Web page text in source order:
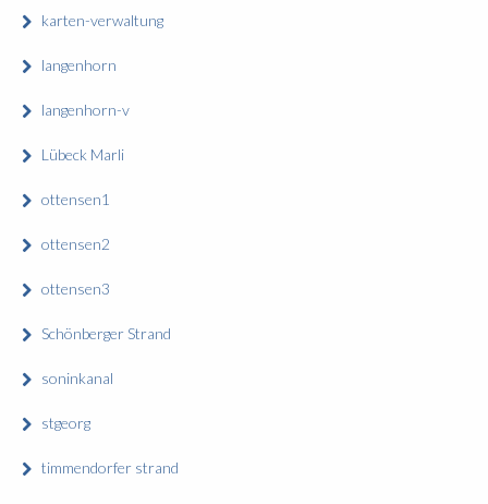
karten-verwaltung
langenhorn
langenhorn-v
Lübeck Marli
ottensen1
ottensen2
ottensen3
Schönberger Strand
soninkanal
stgeorg
timmendorfer strand